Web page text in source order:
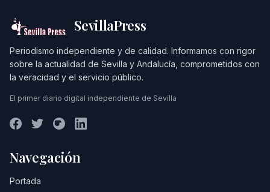
SevillaPress
Periodismo independiente y de calidad. Informamos con rigor
sobre la actualidad de Sevilla y Andalucía, comprometidos con
la veracidad y el servicio público.
El primer diario digital independiente de Sevilla
Navegación
Portada